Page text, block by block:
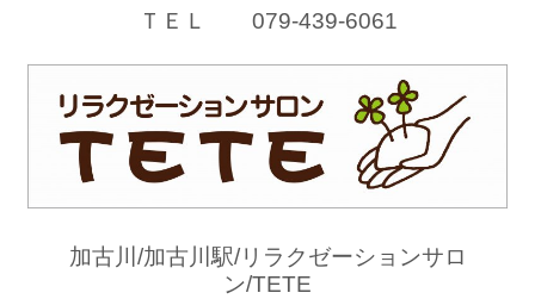
ＴＥＬ 079-439-6061
加古川/加古川駅/リラクゼーションサロ
ン/TETE